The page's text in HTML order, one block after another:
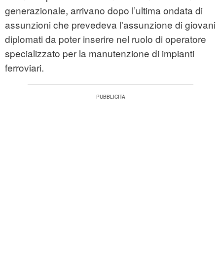
generazionale, arrivano dopo l’ultima ondata di
assunzioni che prevedeva l'assunzione di giovani
diplomati da poter inserire nel ruolo di operatore
specializzato per la manutenzione di impianti
ferroviari.